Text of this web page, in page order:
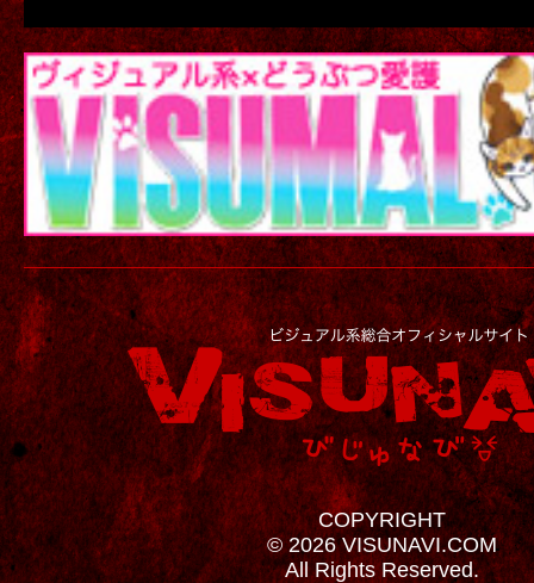
COPYRIGHT
© 2026 VISUNAVI.COM
All Rights Reserved.